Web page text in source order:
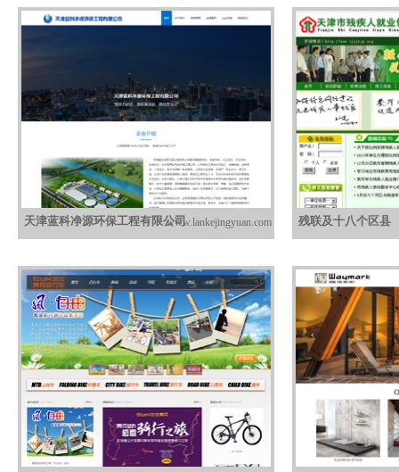
天津蓝科净源环保工程有限公司www.lankejingyuan.com 残联及十八个区县